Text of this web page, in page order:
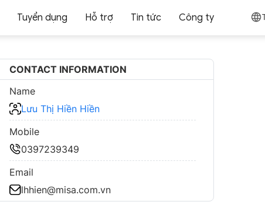
Tuyển dụng Hỗ trợ Tin tức Công ty
CONTACT INFORMATION
Name
Lưu Thị Hiền Hiền
Mobile
0397239349
Email
lhhien@misa.com.vn